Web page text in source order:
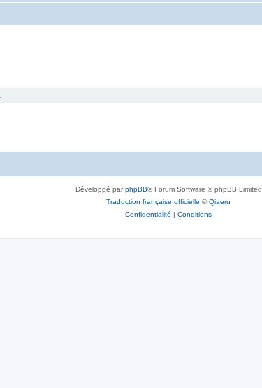
Développé parphpBB® Forum Software © phpBB Limited
Traduction française officielle ©Qiaeru
Confidentialité | Conditions